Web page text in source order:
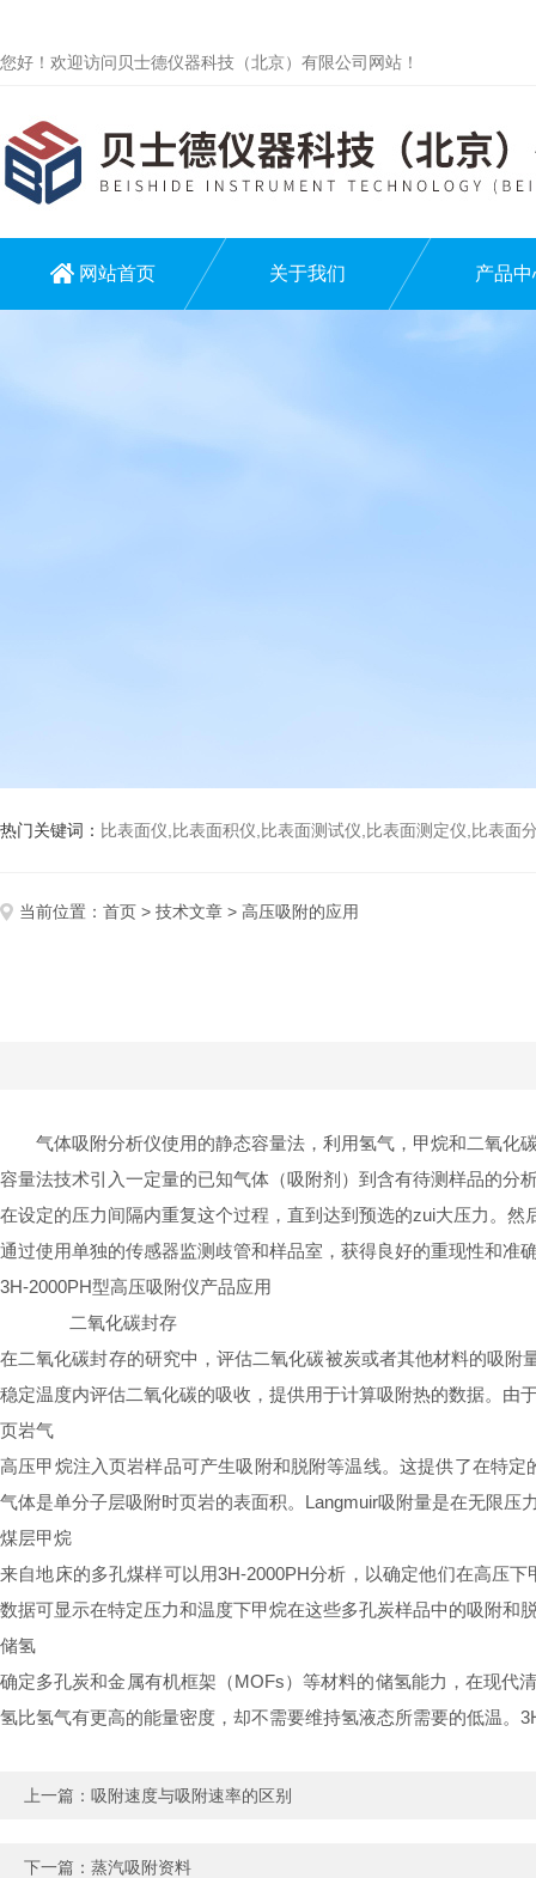
您好！欢迎访问贝士德仪器科技（北京）有限公司网站！
网站首页 关于我们 产品中
热门关键词： 比表面仪,比表面积仪,比表面测试仪,比表面测定仪,比表面分析仪,比表
当前位置： 首页 > 技术文章 > 高压吸附的应用
气体吸附分析仪使用的静态容量法，利用氢气，甲烷和二氧化
容量法技术引入一定量的已知气体（吸附剂）到含有待测样品的
在设定的压力间隔内重复这个过程，直到达到预选的zui大压力。
通过使用单独的传感器监测歧管和样品室，获得良好的重现性和准
3H-2000PH型高压吸附仪产品应用
二氧化碳封存
在二氧化碳封存的研究中，评估二氧化碳被炭或者其他材料的吸
稳定温度内评估二氧化碳的吸收，提供用于计算吸附热的数据。由
页岩气
高压甲烷注入页岩样品可产生吸附和脱附等温线。这提供了在特
气体是单分子层吸附时页岩的表面积。Langmuir吸附量是在无限
煤层甲烷
来自地床的多孔煤样可以用3H-2000PH分析，以确定他们在高压
数据可显示在特定压力和温度下甲烷在这些多孔炭样品中的吸附和
储氢
确定多孔炭和金属有机框架（MOFs）等材料的储氢能力，在现代
氢比氢气有更高的能量密度，却不需要维持氢液态所需要的低温
上一篇： 吸附速度与吸附速率的区别
下一篇： 蒸汽吸附资料